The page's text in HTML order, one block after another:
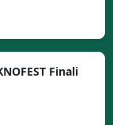
Finali